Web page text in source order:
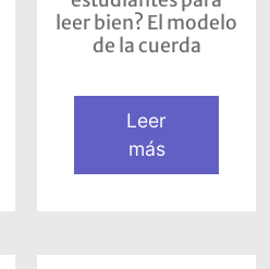
leer bien? El modelo
de la cuerda
Leer
más